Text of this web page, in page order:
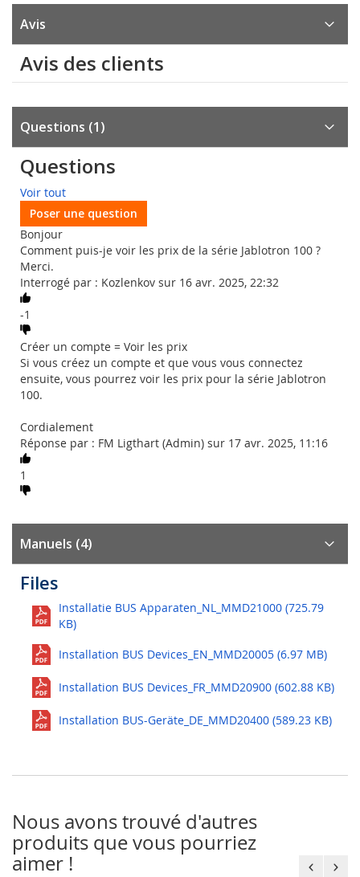
Avis
Avis des clients
Questions 1
Questions
Voir tout
Poser une question
Bonjour
Comment puis-je voir les prix de la série Jablotron 100 ?
Merci.
Interrogé par : Kozlenkov sur 16 avr. 2025, 22:32
-1
Créer un compte = Voir les prix
Si vous créez un compte et que vous vous connectez
ensuite, vous pourrez voir les prix pour la série Jablotron
100.
Cordialement
Réponse par : FM Ligthart (Admin) sur 17 avr. 2025, 11:16
1
Manuels (4)
Files
Installatie BUS Apparaten_NL_MMD21000 (725.79
KB)
Installation BUS Devices_EN_MMD20005 (6.97 MB)
Installation BUS Devices_FR_MMD20900 (602.88 KB)
Installation BUS-Geräte_DE_MMD20400 (589.23 KB)
Nous avons trouvé d'autres
produits que vous pourriez
aimer !